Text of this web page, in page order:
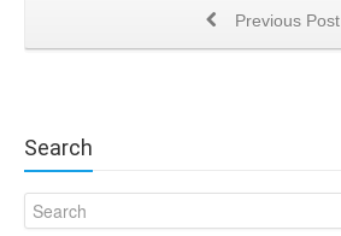
Previous Post
Search